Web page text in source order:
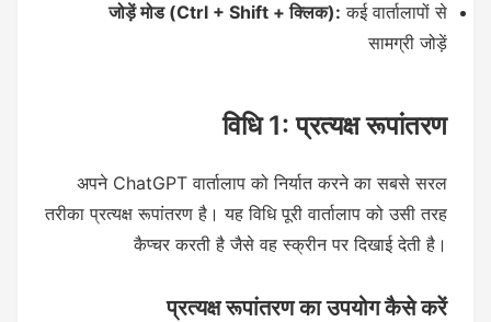
जोड़ें मोड (Ctrl + Shift + क्लिक): कई वार्तालापों से
सामग्री जोड़ें
विधि 1: प्रत्यक्ष रूपांतरण
अपने ChatGPT वार्तालाप को निर्यात करने का सबसे सरल
तरीका प्रत्यक्ष रूपांतरण है। यह विधि पूरी वार्तालाप को उसी तरह
कैप्चर करती है जैसे वह स्क्रीन पर दिखाई देती है।
प्रत्यक्ष रूपांतरण का उपयोग कैसे करें